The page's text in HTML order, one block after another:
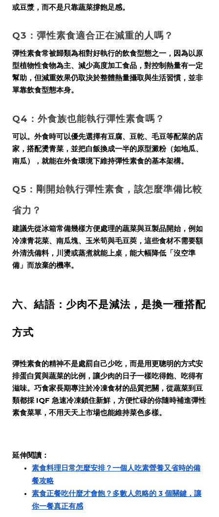
或豆漿，而不是只靠蔬菜撐飽足感。
Q3：彈性素食適合正在減重的人嗎？
彈性素食常被歸類為相對好執行的飲食型態之一，因為以原
型植物性食物為主、減少高度加工食品，對控制熱量有一定
幫助，但減重效果仍取決於整體熱量攝取與生活習慣，並非
單靠飲食型態本身。
Q4：外食族也能執行彈性素食嗎？
可以。外食時可以優先選擇有豆腐、豆乾、毛豆等配菜的店
家，搭配燙青菜，並把白飯換成一半的原型澱粉（如地瓜、
南瓜），就能在外食環境下維持彈性素食的基本架構。
Q5：剛開始執行彈性素食，該怎麼準備比較
省力？
建議先從冰箱常備幾樣方便處理的蔬菜與豆製品開始，例如
冷凍青花菜、南瓜塊、玉米筍與毛豆莢，這些食材不需要額
外清洗備料，川燙或蒸煮就能上桌，能大幅降低「沒空準
備」而放棄的機率。
六、結語：少肉不是減法，是換一種搭配
方式
彈性素食的精神不是處罰自己少吃，而是用更聰明的方式安
排蛋白質與蔬菜的比例，讓少肉的日子一樣吃得飽、吃得有
滋味。巧食家長期專注於冷凍食材的品質把關，從蔬菜到豆
類都採 IQF 急速冷凍鎖住新鮮，方便忙碌的你隨時補進彈性
素食菜單，不用天天上市場也能維持菜色多樣。
延伸閱讀：
素食料理日常怎麼安排？一個人吃素營養又省時的備
餐攻略
素食正餐吃什麼才會飽？多數人忽略的 3 個關鍵，讓
你一餐真正有感